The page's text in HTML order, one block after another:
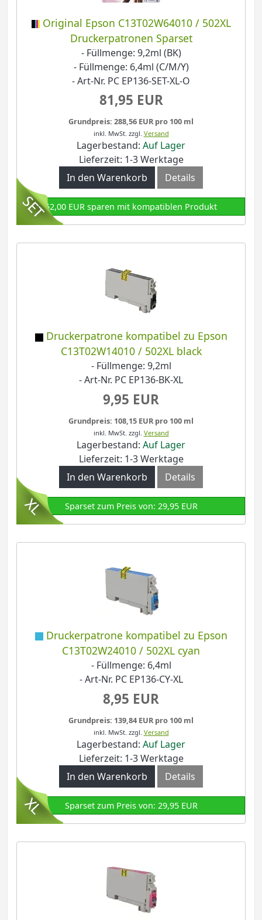
Original Epson C13T02W64010 / 502XL
Druckerpatronen Sparset
- Füllmenge: 9,2ml (BK)
- Füllmenge: 6,4ml (C/M/Y)
- Art-Nr. PC EP136-SET-XL-O
81,95 EUR
Grundpreis: 288,56 EUR pro 100 ml
inkl. MwSt. zzgl. Versand
Lagerbestand: Auf Lager
Lieferzeit: 1-3 Werktage
In den Warenkorb
Details
52,00 EUR sparen mit kompatiblen Produkt
Druckerpatrone kompatibel zu Epson
C13T02W14010 / 502XL black
- Füllmenge: 9,2ml
- Art-Nr. PC EP136-BK-XL
9,95 EUR
Grundpreis: 108,15 EUR pro 100 ml
inkl. MwSt. zzgl. Versand
Lagerbestand: Auf Lager
Lieferzeit: 1-3 Werktage
In den Warenkorb
Details
Sparset zum Preis von: 29,95 EUR
Druckerpatrone kompatibel zu Epson
C13T02W24010 / 502XL cyan
- Füllmenge: 6,4ml
- Art-Nr. PC EP136-CY-XL
8,95 EUR
Grundpreis: 139,84 EUR pro 100 ml
inkl. MwSt. zzgl. Versand
Lagerbestand: Auf Lager
Lieferzeit: 1-3 Werktage
In den Warenkorb
Details
Sparset zum Preis von: 29,95 EUR